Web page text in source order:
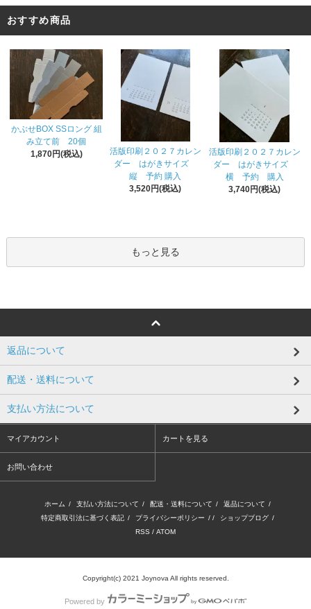
おすすめ商品
かぶせBOX SSロング 組
み立て前 20個
1,870円(税込)
活版印刷２０２７カレン
ダー はがきサイズ
縦 予約 購入
3,520円(税込)
活版印刷２０２７カレン
ダー はがきサイズ
横 予約 購入
3,740円(税込)
もっと見る
返品について
配送・送料について
支払い方法について
マイアカウント カートを見る
お問い合わせ
ホーム / 支払い方法について / 配送・送料について / 返品について /
特定商取引法に基づく表記 / プライバシーポリシー / / ショップブログ /
RSS / ATOM
Copyright(c) 2021 Joynova All rights reserved.
Powered by